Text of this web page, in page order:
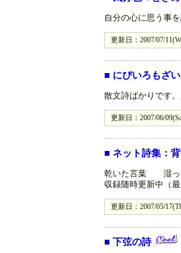
自分の心に思う事
更新日：2007/07/
■ にびいろもざい
散文詩ばかりです
更新日：2007/06/
■ ネット詩集：
乾いた言葉 湿った
収録随時更新中（最
更新日：2007/05/
■ 下弦の詩